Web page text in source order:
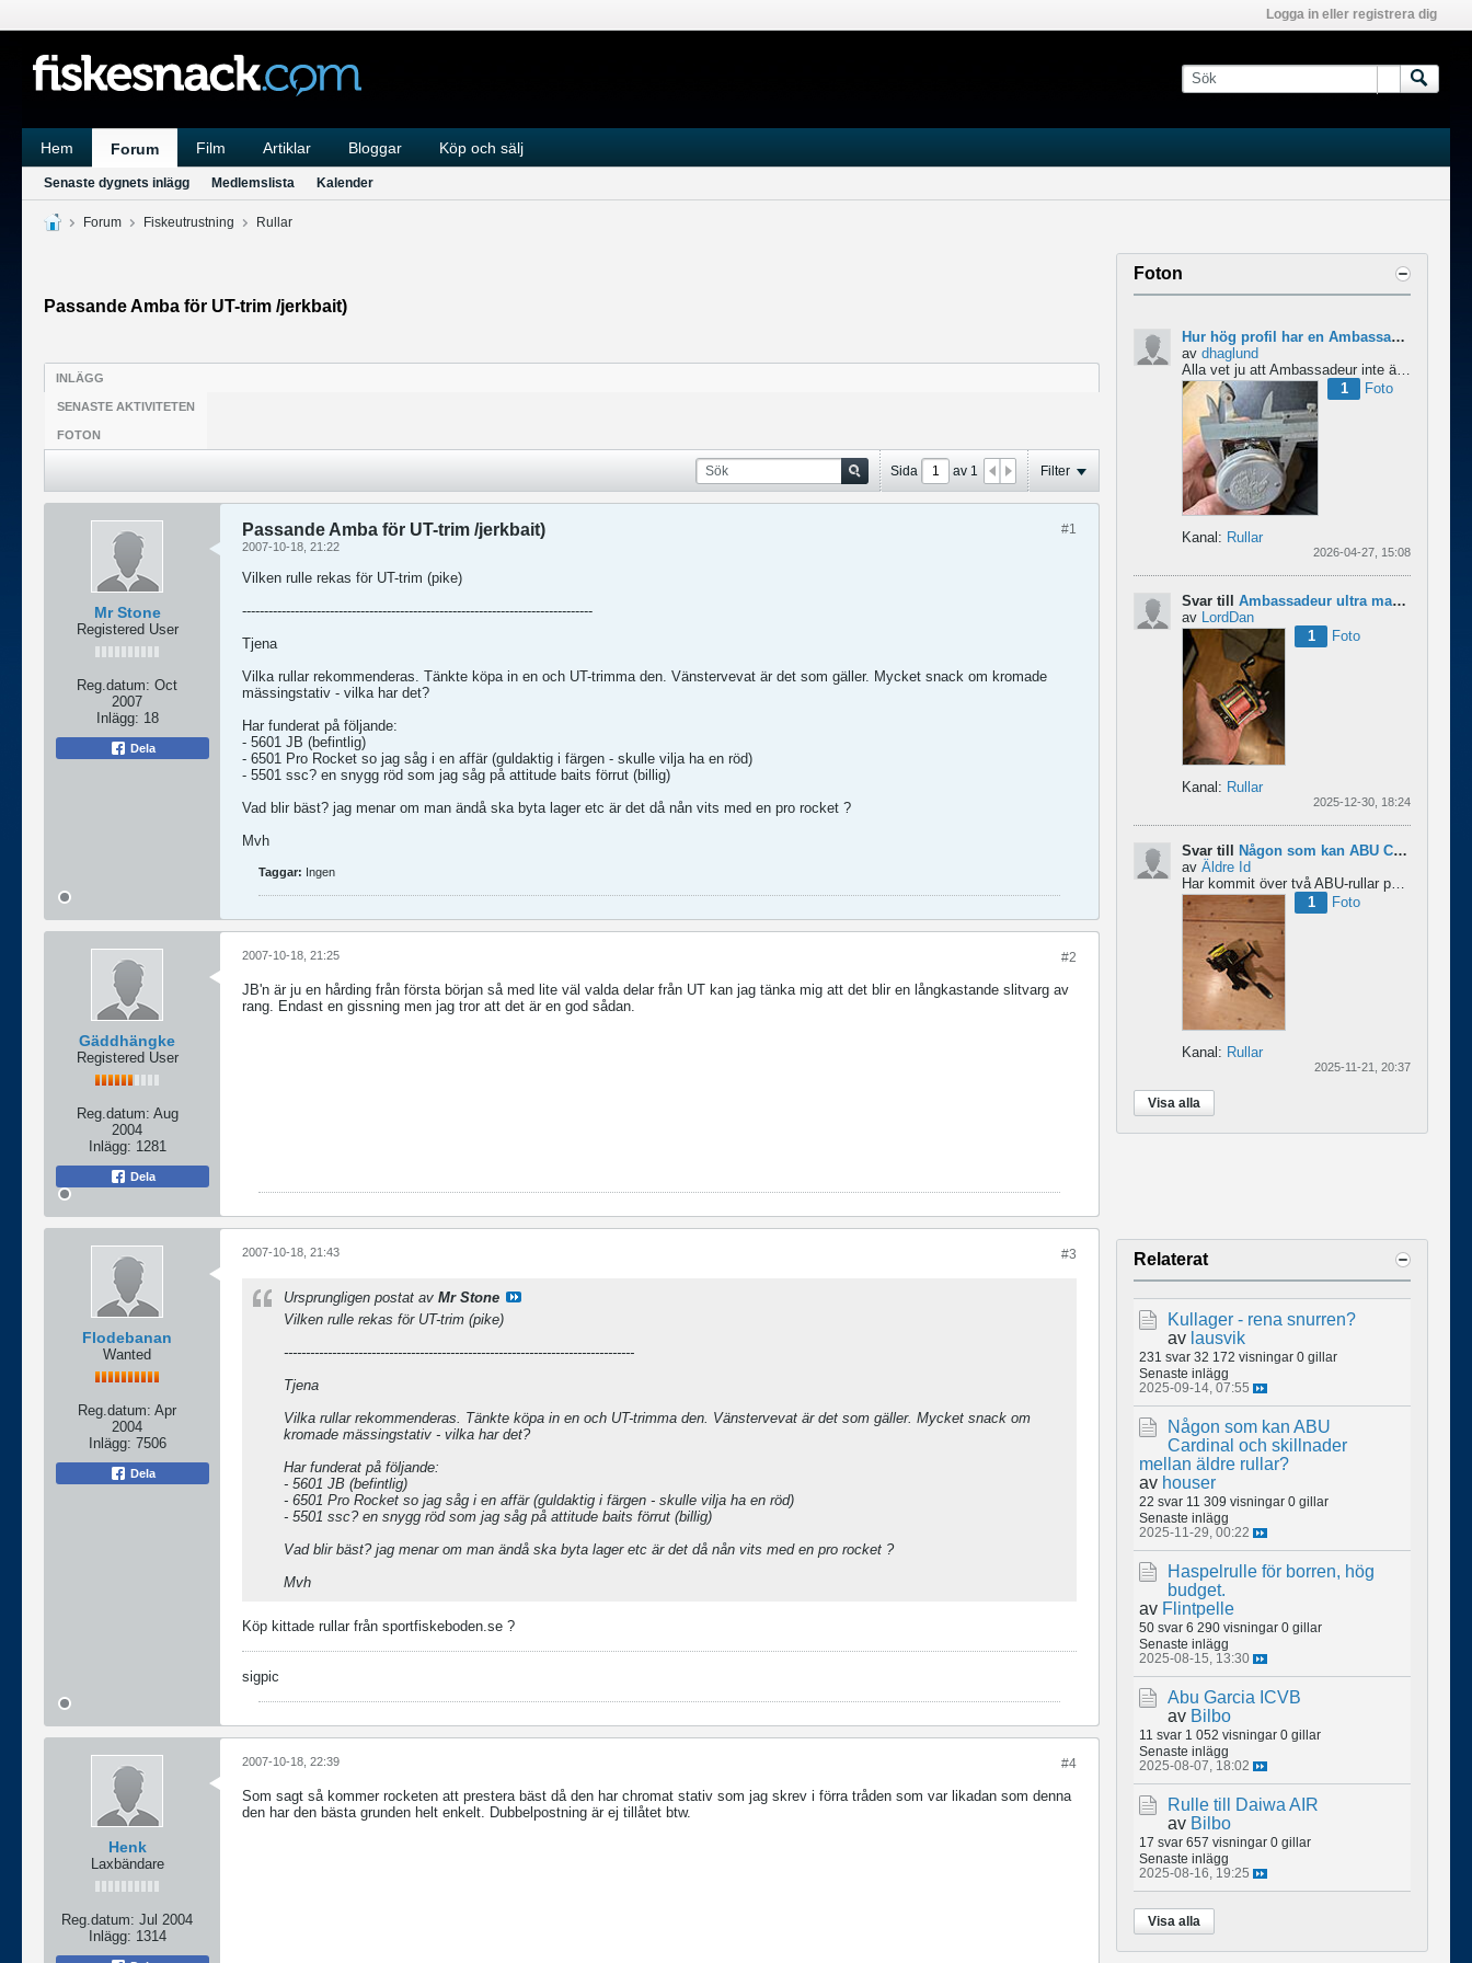
Logga in eller registrera dig
Hem Forum Film Artiklar Bloggar Köp och sälj
Senaste dygnets inlägg Medlemslista Kalender
Forum Fiskeutrustning Rullar
Passande Amba för UT-trim /jerkbait)
INLÄGG
SENASTE AKTIVITETEN
FOTON
Sida av 1 Filter
Mr Stone
Registered User
Reg.datum: Oct
2007
Inlägg: 18
Dela
#1
Passande Amba för UT-trim /jerkbait)
2007-10-18, 21:22
Vilken rulle rekas för UT-trim (pike)
--------------------------------------------------------------------------------
Tjena
Vilka rullar rekommenderas. Tänkte köpa in en och UT-trimma den. Vänstervevat är det som gäller. Mycket snack om kromade
mässingstativ - vilka har det?
Har funderat på följande:
- 5601 JB (befintlig)
- 6501 Pro Rocket so jag såg i en affär (guldaktig i färgen - skulle vilja ha en röd)
- 5501 ssc? en snygg röd som jag såg på attitude baits förrut (billig)
Vad blir bäst? jag menar om man ändå ska byta lager etc är det då nån vits med en pro rocket ?
Mvh
Taggar: Ingen
Gäddhängke
Registered User
Reg.datum: Aug
2004
Inlägg: 1281
Dela
#2
2007-10-18, 21:25
JB'n är ju en hårding från första början så med lite väl valda delar från UT kan jag tänka mig att det blir en långkastande slitvarg av
rang. Endast en gissning men jag tror att det är en god sådan.
Flodebanan
Wanted
Reg.datum: Apr
2004
Inlägg: 7506
Dela
#3
2007-10-18, 21:43
Ursprungligen postat av Mr Stone
Vilken rulle rekas för UT-trim (pike)
--------------------------------------------------------------------------------
Tjena
Vilka rullar rekommenderas. Tänkte köpa in en och UT-trimma den. Vänstervevat är det som gäller. Mycket snack om
kromade mässingstativ - vilka har det?
Har funderat på följande:
- 5601 JB (befintlig)
- 6501 Pro Rocket so jag såg i en affär (guldaktig i färgen - skulle vilja ha en röd)
- 5501 ssc? en snygg röd som jag såg på attitude baits förrut (billig)
Vad blir bäst? jag menar om man ändå ska byta lager etc är det då nån vits med en pro rocket ?
Mvh
Köp kittade rullar från sportfiskeboden.se ?
sigpic
Henk
Laxbändare
Reg.datum: Jul 2004
Inlägg: 1314
#4
2007-10-18, 22:39
Som sagt så kommer rocketen att prestera bäst då den har chromat stativ som jag skrev i förra tråden som var likadan som denna
den har den bästa grunden helt enkelt. Dubbelpostning är ej tillåtet btw.
Foton
Hur hög profil har en Ambassadeur?
av dhaglund
Alla vet ju att Ambassadeur inte är en lågprofilrulle, det är tydligt. Men hur hög profil har de egentligen?...
1
Foto
Kanal: Rullar
2026-04-27, 15:08
Svar till Ambassadeur ultra mag xl 3
av
LordDan
1
Foto
Kanal: Rullar
2025-12-30, 18:24
Svar till Någon som kan ABU Cardinal och skillnader mellan äldre rullar?
av Äldre Id
1
Foto
Kanal: Rullar
2025-11-21, 20:37
Visa alla
Relaterat
Kullager - rena snurren?
av lausvik
231 svar 32 172 visningar 0 gillar
Senaste inlägg
2025-09-14, 07:55
Någon som kan ABU
Cardinal och skillnader
mellan äldre rullar?
av houser
22 svar 11 309 visningar 0 gillar
Senaste inlägg
2025-11-29, 00:22
Haspelrulle för borren, hög
budget.
av Flintpelle
50 svar 6 290 visningar 0 gillar
Senaste inlägg
2025-08-15, 13:30
Abu Garcia ICVB
av Bilbo
11 svar 1 052 visningar 0 gillar
Senaste inlägg
2025-08-07, 18:02
Rulle till Daiwa AIR
av Bilbo
17 svar 657 visningar 0 gillar
Senaste inlägg
2025-08-16, 19:25
Visa alla